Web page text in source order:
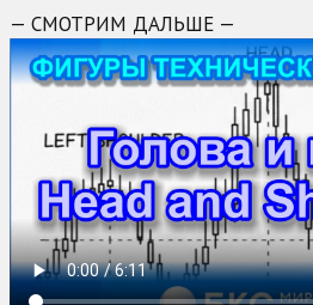
— СМОТРИМ ДАЛЬШЕ —